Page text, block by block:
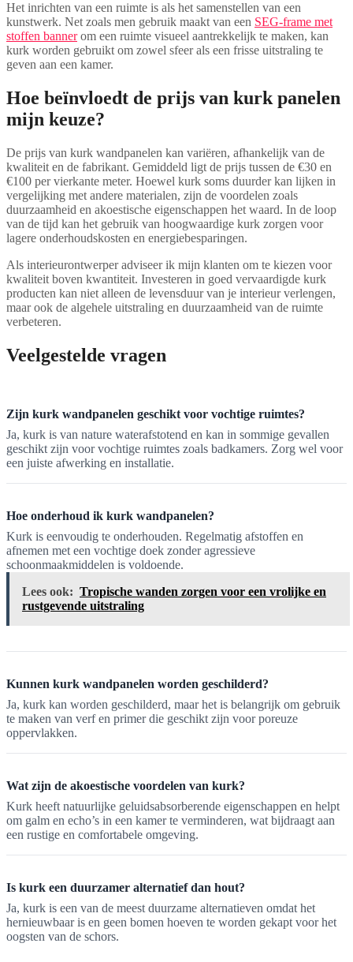
Het inrichten van een ruimte is als het samenstellen van een
kunstwerk. Net zoals men gebruik maakt van een SEG-frame met
stoffen bannerom een ruimte visueel aantrekkelijk te maken, kan
kurk worden gebruikt om zowel sfeer als een frisse uitstraling te
geven aan een kamer.
Hoe beïnvloedt de prijs van kurk panelen
mijn keuze?
De prijs van kurk wandpanelen kan variëren, afhankelijk van de
kwaliteit en de fabrikant. Gemiddeld ligt de prijs tussen de €30 en
€100 per vierkante meter. Hoewel kurk soms duurder kan lijken in
vergelijking met andere materialen, zijn de voordelen zoals
duurzaamheid en akoestische eigenschappen het waard. In de loop
van de tijd kan het gebruik van hoogwaardige kurk zorgen voor
lagere onderhoudskosten en energiebesparingen.
Als interieurontwerper adviseer ik mijn klanten om te kiezen voor
kwaliteit boven kwantiteit. Investeren in goed vervaardigde kurk
producten kan niet alleen de levensduur van je interieur verlengen,
maar ook de algehele uitstraling en duurzaamheid van de ruimte
verbeteren.
Veelgestelde vragen
Zijn kurk wandpanelen geschikt voor vochtige ruimtes?
Ja, kurk is van nature waterafstotend en kan in sommige gevallen
geschikt zijn voor vochtige ruimtes zoals badkamers. Zorg wel voor
een juiste afwerking en installatie.
Hoe onderhoud ik kurk wandpanelen?
Kurk is eenvoudig te onderhouden. Regelmatig afstoffen en
afnemen met een vochtige doek zonder agressieve
schoonmaakmiddelen is voldoende.
Lees ook: Tropische wanden zorgen voor een vrolijke en
rustgevende uitstraling
Kunnen kurk wandpanelen worden geschilderd?
Ja, kurk kan worden geschilderd, maar het is belangrijk om gebruik
te maken van verf en primer die geschikt zijn voor poreuze
oppervlakken.
Wat zijn de akoestische voordelen van kurk?
Kurk heeft natuurlijke geluidsabsorberende eigenschappen en helpt
om galm en echo’s in een kamer te verminderen, wat bijdraagt aan
een rustige en comfortabele omgeving.
Is kurk een duurzamer alternatief dan hout?
Ja, kurk is een van de meest duurzame alternatieven omdat het
hernieuwbaar is en geen bomen hoeven te worden gekapt voor het
oogsten van de schors.